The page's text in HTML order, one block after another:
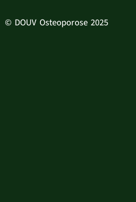
© DOUV Osteoporose 2025